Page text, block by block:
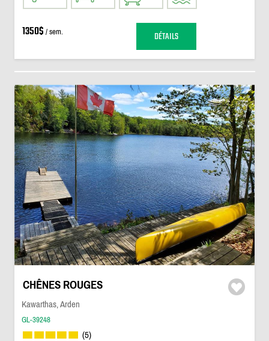
1350$ / sem. DÉTAILS
CHÊNES ROUGES
Kawarthas, Arden
GL-39248
(5)